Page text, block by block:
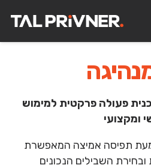
פעולה פרקטית למימוש
ומקצועי
תפיסה אמיצה המאפשרת
השבילים הנכונים